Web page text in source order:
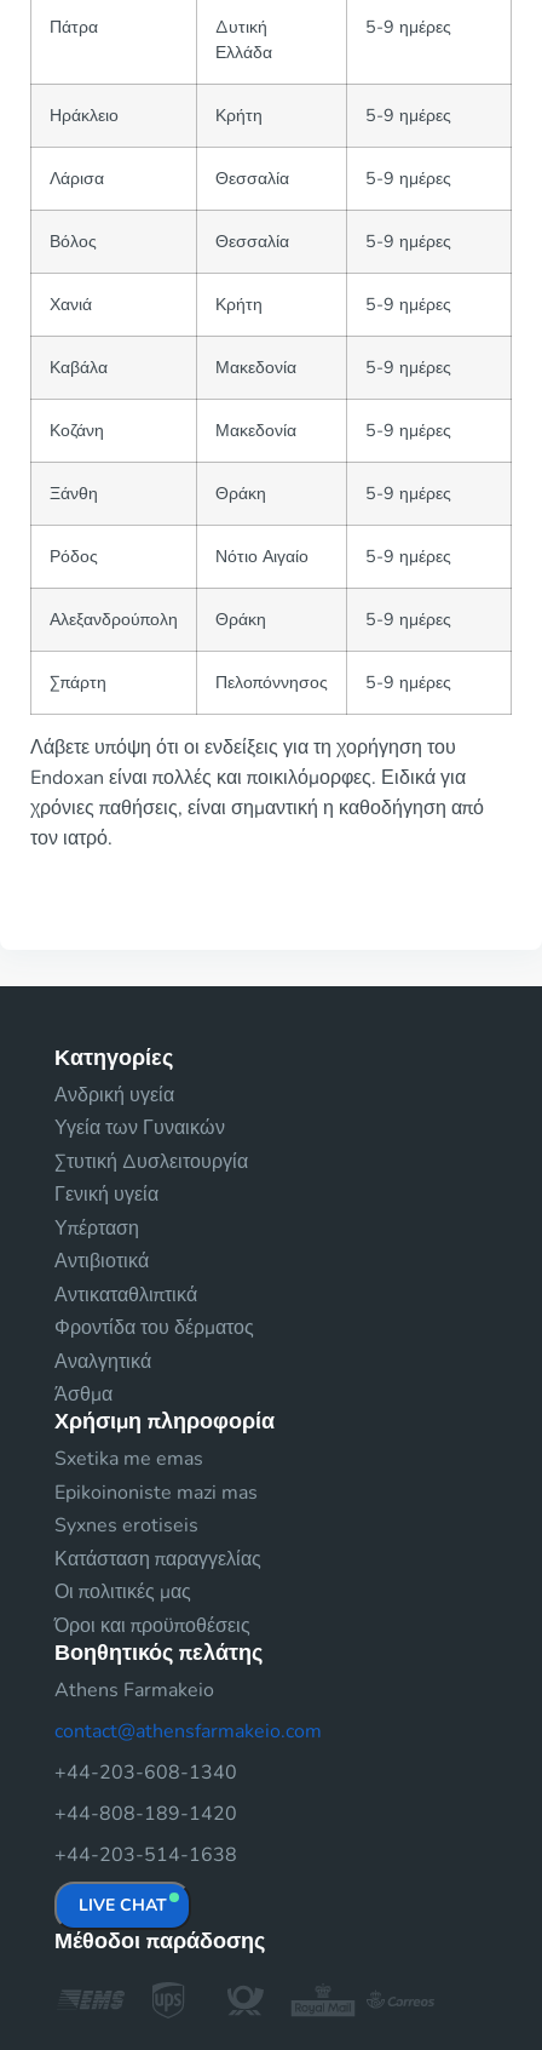
Πάτρα
Δυτική
Ελλάδα
5-9 ημέρες
Ηράκλειο Κρήτη 5-9 ημέρες
Λάρισα Θεσσαλία 5-9 ημέρες
Βόλος Θεσσαλία 5-9 ημέρες
Χανιά Κρήτη 5-9 ημέρες
Καβάλα Μακεδονία 5-9 ημέρες
Κοζάνη Μακεδονία 5-9 ημέρες
Ξάνθη Θράκη 5-9 ημέρες
Ρόδος Νότιο Αιγαίο 5-9 ημέρες
Αλεξανδρούπολη Θράκη 5-9 ημέρες
Σπάρτη Πελοπόννησος 5-9 ημέρες
Λάβετε υπόψη ότι οι ενδείξεις για τη χορήγηση του
Endoxan είναι πολλές και ποικιλόμορφες. Ειδικά για
χρόνιες παθήσεις, είναι σημαντική η καθοδήγηση από
τον ιατρό.
Κατηγορίες
Ανδρική υγεία
Υγεία των Γυναικών
Στυτική Δυσλειτουργία
Γενική υγεία
Υπέρταση
Αντιβιοτικά
Αντικαταθλιπτικά
Φροντίδα του δέρματος
Αναλγητικά
Άσθμα
Χρήσιμη πληροφορία
Sxetika me emas
Epikoinoniste mazi mas
Syxnes erotiseis
Κατάσταση παραγγελίας
Οι πολιτικές μας
Όροι και προϋποθέσεις
Βοηθητικός πελάτης
Athens Farmakeio
contact@athensfarmakeio.com
+44-203-608-1340
+44-808-189-1420
+44-203-514-1638
LIVE CHAT
Μέθοδοι παράδοσης